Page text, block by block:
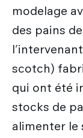
modelage
des pains
scotch)
qui ont été
stocks de
alimenter le